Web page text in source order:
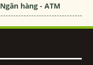
Ngân hàng - ATM